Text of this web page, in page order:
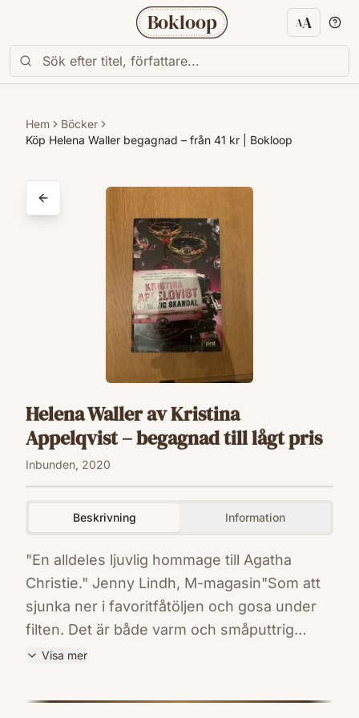
Bokloop AA
Hem
Böcker
Köp Helena Waller begagnad – från 41 kr | Bokloop
Helena Waller av Kristina
Appelqvist – begagnad till lågt pris
Inbunden, 2020
Beskrivning Information
"En alldeles ljuvlig hommage till Agatha
Christie." Jenny Lindh, M-magasin"Som att
sjunka ner i favoritfåtöljen och gosa under
filten. Det är både varm och småputtrig
mysunderhållning med intressanta och
pusseldeckare när den är som bäst.
Visa mer
9789164206626